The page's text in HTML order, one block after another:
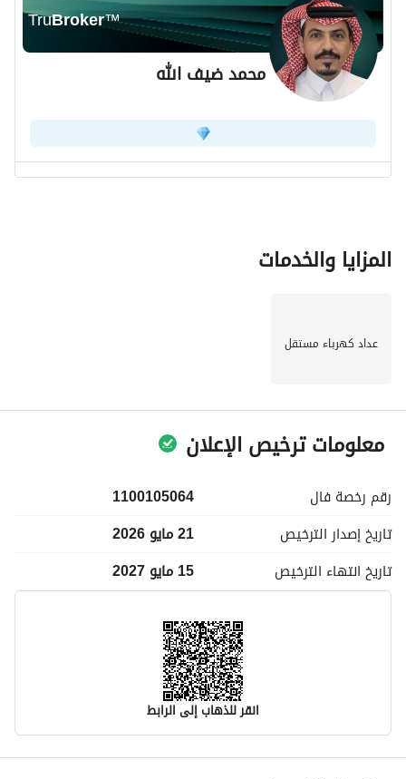
TruBroker™
محمد ضيف الله
المزايا والخدمات
عداد كهرباء مستقل
معلومات ترخيص الإعلان
رقم رخصة فال
1100105064
تاريخ إصدار الترخيص
21 مايو 2026
تاريخ انتهاء الترخيص 15 مايو 2027
انقر للذهاب إلى الرابط
معلومات مسؤول الإعلان